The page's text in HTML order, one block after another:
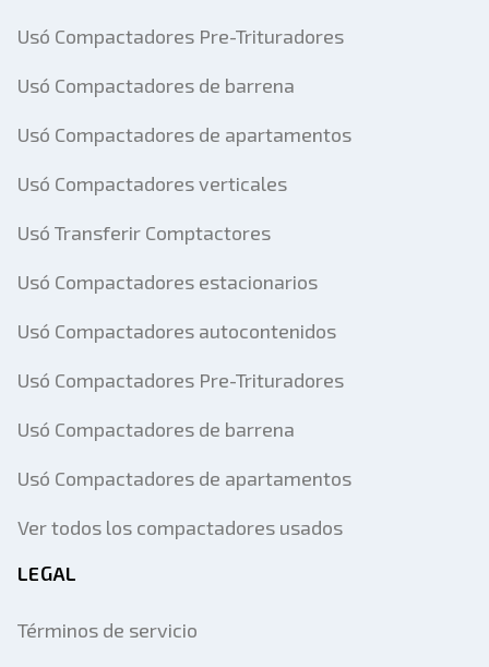
Usó Compactadores Pre-Trituradores
Usó Compactadores de barrena
Usó Compactadores de apartamentos
Usó Compactadores verticales
Usó Transferir Comptactores
Usó Compactadores estacionarios
Usó Compactadores autocontenidos
Usó Compactadores Pre-Trituradores
Usó Compactadores de barrena
Usó Compactadores de apartamentos
Ver todos los compactadores usados
LEGAL
Términos de servicio